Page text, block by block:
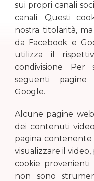
sui propri canali
canali. Questi
nostra titolarità,
da Facebook e
utilizza il
condivisione.
seguenti pagine
Google.
Alcune pagine
dei contenuti
pagina
visualizzare il
cookie provenienti
non sono